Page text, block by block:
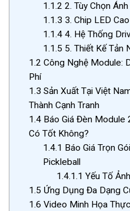
1.1.2 2. Tùy Chọn
1.1.3 3. Chip LED
1.1.44. Hệ Thống
1.1.5 5. Thiết Kế Tản
1.2 Công Nghệ Module:
Phí
1.3 Sản Xuất Tại Việt
Thành Cạnh Tranh
1.4 Báo Giá Đèn Module
Có Tốt Không?
1.4.1 Báo Giá Trọn
Pickleball
1.4.1.1 Yếu Tố
1.5 Ứng Dụng Đa Dạng
1.6 Video Minh Họa